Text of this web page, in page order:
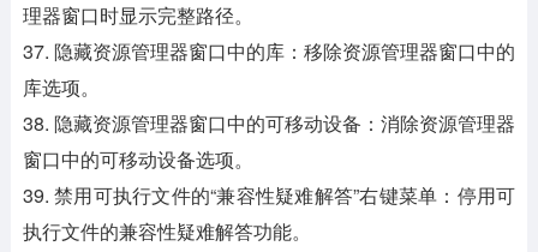
理器窗口时显示完整路径。
37. 隐藏资源管理器窗口中的库：移除资源管理器窗口中的
库选项。
38. 隐藏资源管理器窗口中的可移动设备：消除资源管理器
窗口中的可移动设备选项。
39. 禁用可执行文件的“兼容性疑难解答”右键菜单：停用可
执行文件的兼容性疑难解答功能。